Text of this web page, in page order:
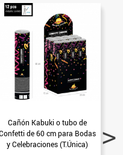
Cañón Kabuki o tubo de
de 60 cm para Bodas
y Celebraciones (T.Única)